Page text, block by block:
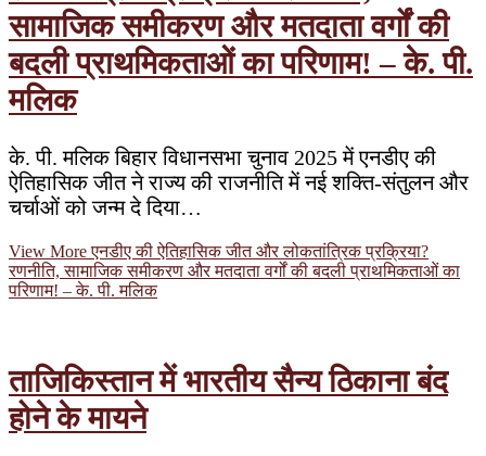
सामाजिक समीकरण और मतदाता वर्गों की
बदली प्राथमिकताओं का परिणाम! – के. पी.
मलिक
के. पी. मलिक बिहार विधानसभा चुनाव 2025 में एनडीए की
ऐतिहासिक जीत ने राज्य की राजनीति में नई शक्ति-संतुलन और
चर्चाओं को जन्म दे दिया…
View Moreएनडीए की ऐतिहासिक जीत और लोकतांत्रिक प्रक्रिया?
रणनीति, सामाजिक समीकरण और मतदाता वर्गों की बदली प्राथमिकताओं का
परिणाम! – के. पी. मलिक
ताजिकिस्तान में भारतीय सैन्य ठिकाना बंद
होने के मायने